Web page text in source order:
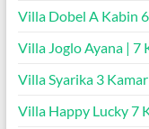
Villa Dobel A Kabin
Villa Joglo Ayana | 7
Villa Syarika 3
Villa Happy Lucky 7